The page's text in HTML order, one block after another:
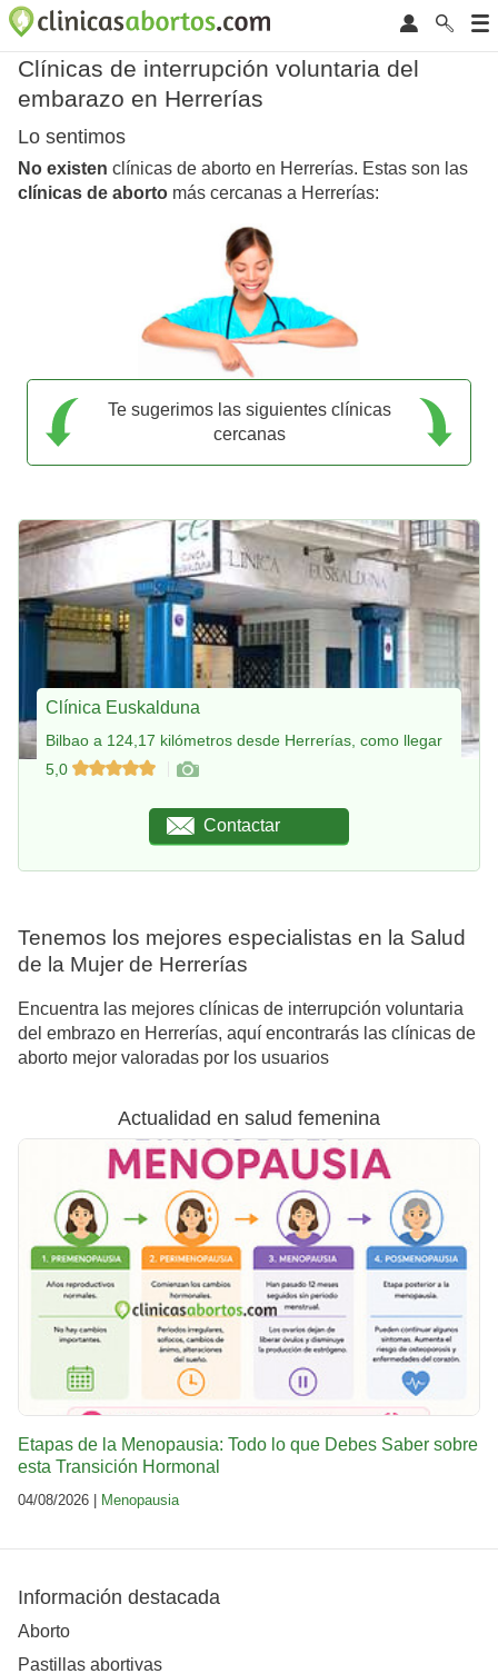
Clínicas de interrupción voluntaria del
embarazo en Herrerías
Lo sentimos
No existen clínicas de aborto en Herrerías. Estas son las
clínicas de aborto más cercanas a Herrerías:
Te sugerimos las siguientes clínicas
cercanas
Clínica Euskalduna
Bilbao a 124,17 kilómetros desde Herrerías, como llegar
5,0
Contactar
Tenemos los mejores especialistas en la Salud
de la Mujer de Herrerías
Encuentra las mejores clínicas de interrupción voluntaria
del embrazo en Herrerías, aquí encontrarás las clínicas de
aborto mejor valoradas por los usuarios
Actualidad en salud femenina
Etapas de la Menopausia: Todo lo que Debes Saber sobre
esta Transición Hormonal
04/08/2026 | Menopausia
Información destacada
Aborto
Pastillas abortivas